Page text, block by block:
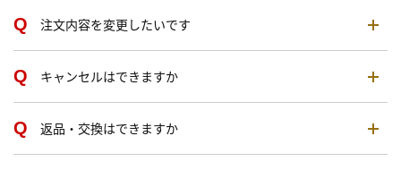
注文内容を変更したいです
キャンセルはできますか
返品・交換はできますか